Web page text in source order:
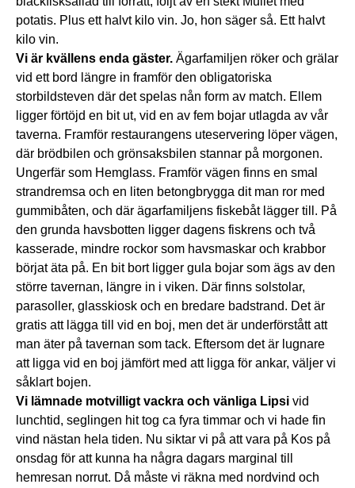
potatis. Plus ett halvt kilo vin. Jo, hon säger så. Ett halvt
kilo vin.
Vi är kvällens enda gäster. Ägarfamiljen röker och grälar
vid ett bord längre in framför den obligatoriska
storbildsteven där det spelas nån form av match. Ellem
ligger förtöjd en bit ut, vid en av fem bojar utlagda av vår
taverna. Framför restaurangens uteservering löper vägen,
där brödbilen och grönsaksbilen stannar på morgonen.
Ungerfär som Hemglass. Framför vägen finns en smal
strandremsa och en liten betongbrygga dit man ror med
gummibåten, och där ägarfamiljens fiskebåt lägger till. På
den grunda havsbotten ligger dagens fiskrens och två
kasserade, mindre rockor som havsmaskar och krabbor
börjat äta på. En bit bort ligger gula bojar som ägs av den
större tavernan, längre in i viken. Där finns solstolar,
parasoller, glasskiosk och en bredare badstrand. Det är
gratis att lägga till vid en boj, men det är underförstått att
man äter på tavernan som tack. Eftersom det är lugnare
att ligga vid en boj jämfört med att ligga för ankar, väljer vi
såklart bojen.
Vi lämnade motvilligt vackra och vänliga Lipsi vid
lunchtid, seglingen hit tog ca fyra timmar och vi hade fin
vind nästan hela tiden. Nu siktar vi på att vara på Kos på
onsdag för att kunna ha några dagars marginal till
hemresan norrut. Då måste vi räkna med nordvind och